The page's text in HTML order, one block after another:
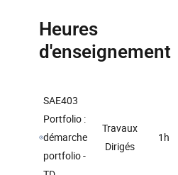
Heures
d'enseignement
SAE403
Portfolio :
démarche
portfolio -
Travaux
Dirigés
1h